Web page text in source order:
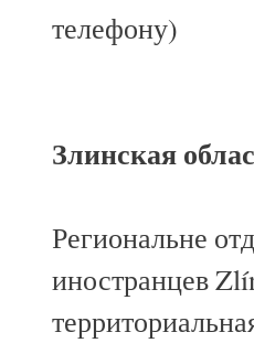
телефону)
Злинская
Региональне
иностранцев